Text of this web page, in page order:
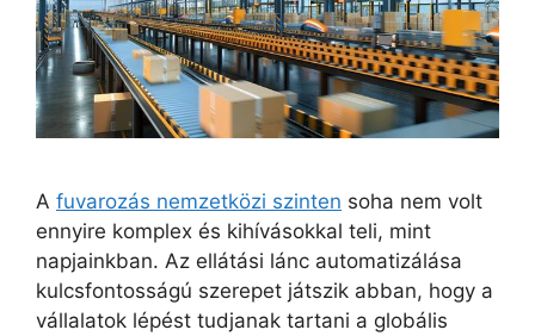
A fuvarozás nemzetközi szinten soha nem volt
ennyire komplex és kihívásokkal teli, mint
napjainkban. Az ellátási lánc automatizálása
kulcsfontosságú szerepet játszik abban, hogy a
vállalatok lépést tudjanak tartani a globális